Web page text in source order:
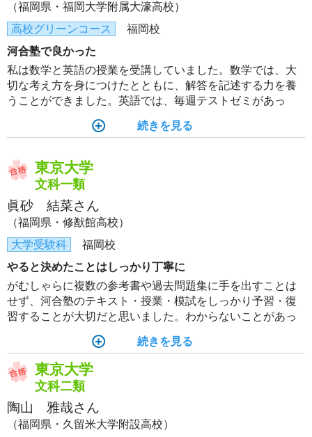
（福岡県・福岡大学附属大濠高校）
高校グリーンコース
福岡校
河合塾で良かった
私は数学と英語の授業を受講していました。数学では、大
切な考え方を身につけたとともに、解答を記述する力を養
うことができました。英語では、毎週テストゼミがあっ
続きを見る
東京大学
文科一類
眞砂 結菜さん
（福岡県・修猷館高校）
大学受験科
福岡校
やると決めたことはしっかり丁寧に
がむしゃらに複数の参考書や過去問題集に手を出すことは
せず、河合塾のテキスト・授業・模試をしっかり予習・復
習することが大切だと思いました。わからないことがあっ
決することができました。続きを見る
東京大学
文科二類
陶山 雅哉さん
（福岡県・久留米大学附設高校）